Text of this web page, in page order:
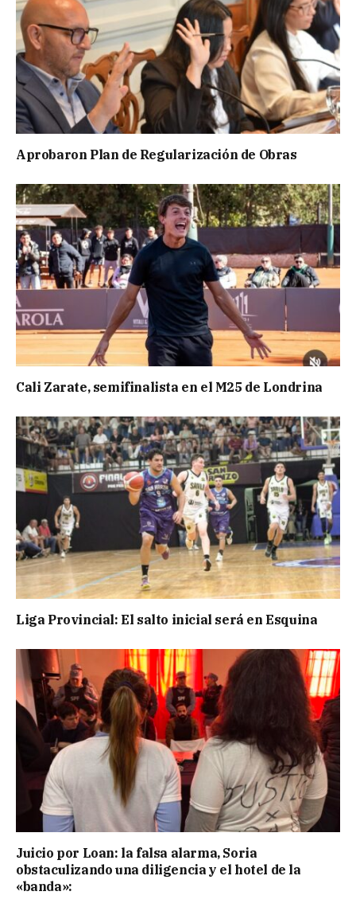
Aprobaron Plan de Regularización de Obras
Cali Zarate, semifinalista en el M25 de Londrina
Liga Provincial: El salto inicial será en Esquina
Juicio por Loan: la falsa alarma, Soria
obstaculizando una diligencia y el hotel de la
«banda»: